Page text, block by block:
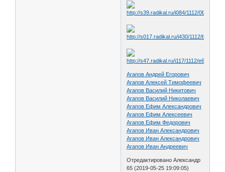
Агапов Андрей Егорович
Агапов Алексей Тимофеевич
Агапов Василий Никитович
Агапов Василий Николаевич
Агапов Ефим Александрович
Агапов Ефим Алексеевич
Агапов Ефим Федорович
Агапов Иван Александрович
Агапов Иван Александрович
Агапов Иван Андреевич
Отредактировано Александр
65 (2019-05-25 19:09:05)